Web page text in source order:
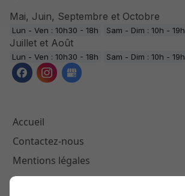
Mai, Juin, Septembre et Octobre
Lun - Ven : 10h30 - 18h Sam - Dim : 10h - 19h
Juillet et Août
Lun - Ven : 10h30 - 18h Sam - Dim : 10h - 19h
Accueil
Contactez-nous
Mentions légales
Plan du site